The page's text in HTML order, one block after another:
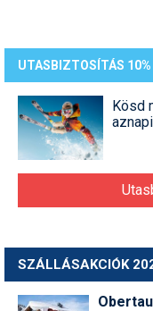
UTASBIZTOSÍTÁS
Kösd
SZÁLLÁSAKCIÓK